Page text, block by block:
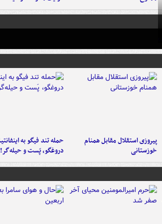
پیروزی استقلال مقابل همنام
خوزستانی
حمله تند فیگو به
دروغگو، پَست‌ و حیله‌گر!